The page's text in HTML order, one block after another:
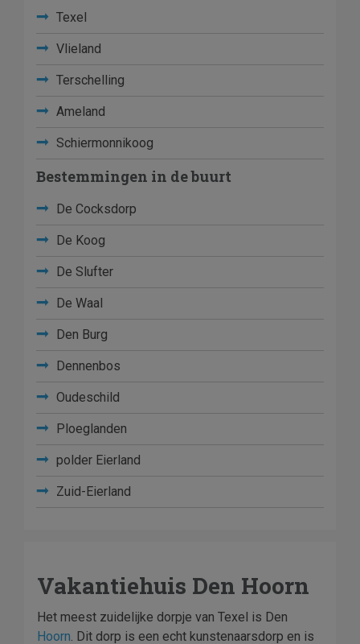
Texel
Vlieland
Terschelling
Ameland
Schiermonnikoog
Bestemmingen in de buurt
De Cocksdorp
De Koog
De Slufter
De Waal
Den Burg
Dennenbos
Oudeschild
Ploeglanden
polder Eierland
Zuid-Eierland
Vakantiehuis Den Hoorn
Het meest zuidelijke dorpje van Texel is Den
Hoorn. Dit dorp is een echt kunstenaarsdorp en is